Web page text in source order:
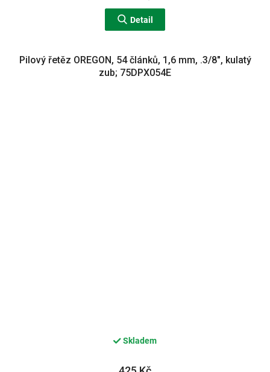
Detail
Pilový řetěz OREGON, 54 článků, 1,6 mm, .3/8", kulatý
zub; 75DPX054E
Skladem